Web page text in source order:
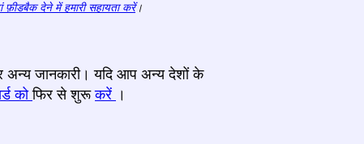
फ़ीडबैक देने में हमारी सहायता करें।
अन्य जानकारी। यदि आप अन्य देशों के
कोफिर से शुरूकरें ।